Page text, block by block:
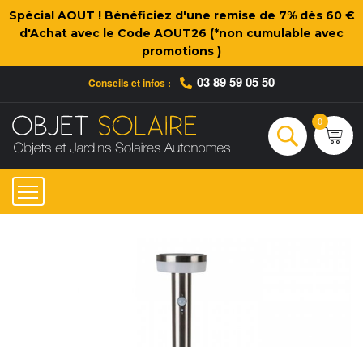
Spécial AOUT ! Bénéficiez d'une remise de 7% dès 60 €
d'Achat avec le Code AOUT26 (*non cumulable avec
promotions )
Conseils et infos : 03 89 59 05 50
Rechercher
0